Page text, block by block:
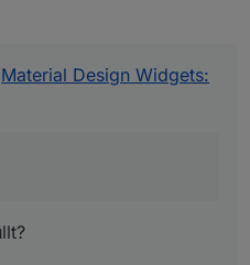
ioBroker.vis-
examples/Weather
Material Design Widgets: